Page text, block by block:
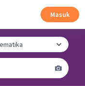
Masuk